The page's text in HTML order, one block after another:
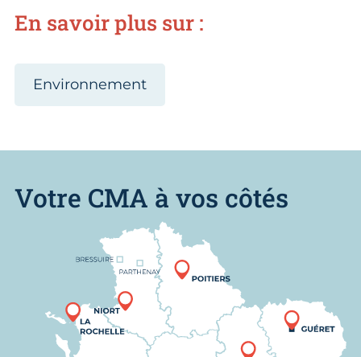
En savoir plus sur :
Environnement
Votre CMA à vos côtés